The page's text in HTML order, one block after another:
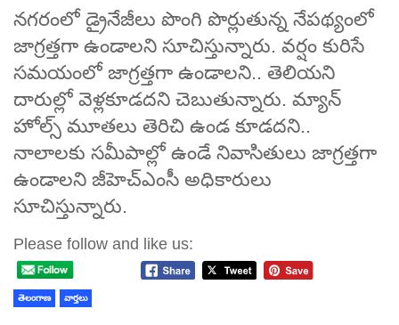
నగరంలో డ్రైనేజీలు పొంగి పొర్లుతున్న నేపథ్యంలో
జాగ్రత్తగా ఉండాలని సూచిస్తున్నారు. వర్షం కురిసే
సమయంలో జాగ్రత్తగా ఉండాలని.. తెలియని
దారుల్లో వెళ్లకూడదని చెబుతున్నారు. మ్యాన్
హోల్స్ మూతలు తెరిచి ఉండ కూడదని..
నాలాలకు సమీపాల్లో ఉండే నివాసితులు జాగ్రత్తగా
ఉండాలని జీహెచ్‌ఎంసీ అధికారులు
సూచిస్తున్నారు.
Please follow and like us:
తెలంగాణ వార్తలు